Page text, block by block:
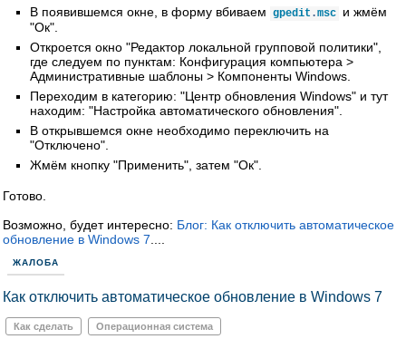
В появившемся окне, в форму вбиваем gpedit .msc и жмём
"Ок".
Откроется окно "Редактор локальной групповой политики",
где следуем по пунктам: Конфигурация компьютера >
Административные шаблоны > Компоненты Windows.
Переходим в категорию: "Центр обновления Windows" и тут
находим: "Настройка автоматического обновления".
В открывшемся окне необходимо переключить на
"Отключено".
Жмём кнопку "Применить", затем "Ок".
Готово.
Возможно, будет интересно: Блог: Как отключить автоматическое
обновление в Windows 7
ЖАЛОБА
Как отключить автоматическое обновление в Windows 7
Как сделать Операционная система